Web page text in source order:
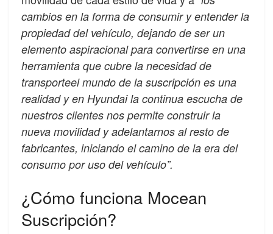
cambios en la forma de consumir y entender la
propiedad del vehículo, dejando de ser un
elemento aspiracional para convertirse en una
herramienta que cubre la necesidad de
transporteel mundo de la suscripción es una
realidad y en Hyundai la continua escucha de
nuestros clientes nos permite construir la
nueva movilidad y adelantarnos al resto de
fabricantes, iniciando el camino de la era del
consumo por uso del vehículo”.
¿Cómo funciona Mocean
Suscripción?